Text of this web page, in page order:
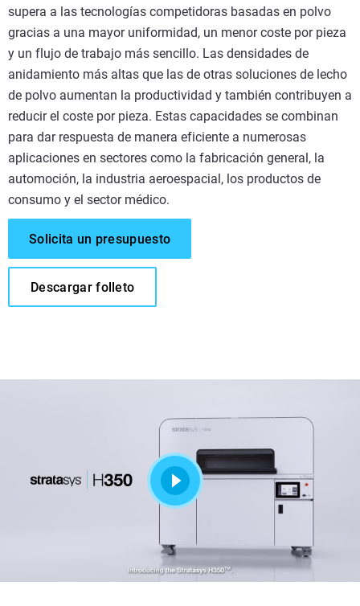
supera a las tecnologías competidoras basadas en polvo
gracias a una mayor uniformidad, un menor coste por pieza
y un flujo de trabajo más sencillo. Las densidades de
anidamiento más altas que las de otras soluciones de lecho
de polvo aumentan la productividad y también contribuyen a
reducir el coste por pieza. Estas capacidades se combinan
para dar respuesta de manera eficiente a numerosas
aplicaciones en sectores como la fabricación general, la
automoción, la industria aeroespacial, los productos de
consumo y el sector médico.
Solicita un presupuesto
Descargar folleto